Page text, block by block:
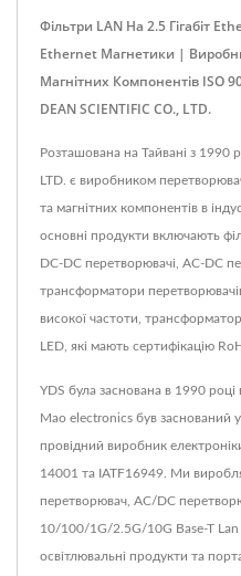
Фільтри LAN На 2.5 Гігабіт
Ethernet Магнетики |
Магнітних Компонентів ISO
DEAN SCIENTIFIC CO., LTD.
Розташована на Тайвані з 1990
LTD. є виробником
та магнітних компонентів в
основні продукти включають
DC-DC перетворювачі, AC-DC
трансформатори
високої частоти,
LED, які мають сертифікацію
YDS була заснована в 1990
Mao electronics був заснований
провідний виробник
14001 та IATF16949. Ми
перетворювач, AC/DC
10/100/1G/2.5G/10G Base-T Lan
освітлювальні продукти та